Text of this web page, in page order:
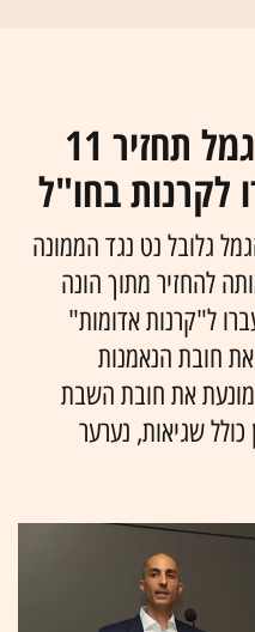
ביהמ"ש: גלובל נט גמל תחזיר 11
לקרנות בחו"ל
גלובל נט נגד הממונה
להחזיר מתוך הונה
ל"קרנות אדומות"
חובת הנאמנות
מונעת את חובת השבת
שגיאות, נערער